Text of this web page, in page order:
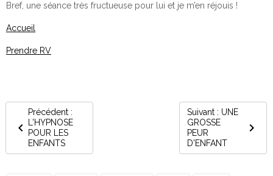
Bref, une séance très fructueuse pour lui et je m’en réjouis !
Accueil
Prendre RV
Précédent :
L'HYPNOSE
POUR LES
ENFANTS
Suivant : UNE
GROSSE
PEUR
D'ENFANT